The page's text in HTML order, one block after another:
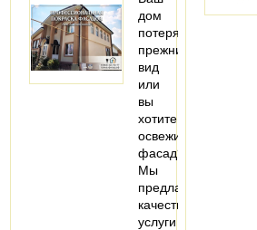
дом
потерял
прежний
вид
или
вы
хотите
освежить
фасад?
Мы
предлагаем
качественные
услуги